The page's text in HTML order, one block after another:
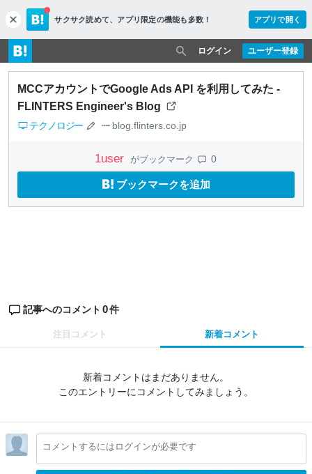
c
l
o
s
e
サクサク読めて、 アプリ限定の機能も多数！ アプリで開く
ユーザー登録
ログイン
MCCアカウントでGoogle Ads API を利用してみた -
FLINTERS Engineer's Blog
テクノロジー blog.flinters.co.jp
1user がブックマーク 0
ブックマークを追加
記事へのコメント 0件
注目コメント 新着コメント
新着コメントはまだありません。
このエントリーにコメントしてみましょう。
コメントするにはログインが必要です